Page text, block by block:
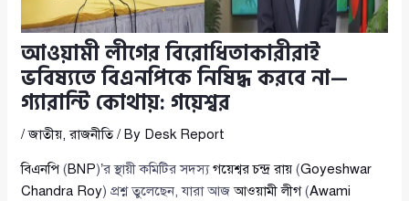
আওয়ামী লীগের বিরোধিতাকারীরাই
ভবিষ্যতে বিএনপিকে নিষিদ্ধ করবে না—
গ্যারান্টি কোথায়: গয়েশ্বর
/জাতীয়,রাজনীতি/ By Desk Report
বিএনপি (BNP)’র স্থায়ী কমিটির সদস্যগয়েশ্বর চন্দ্র রায় (Goyeshwar
Chandra Roy) প্রশ্ন তুলেছেন, যারা আজআওয়ামী লীগ(Awami